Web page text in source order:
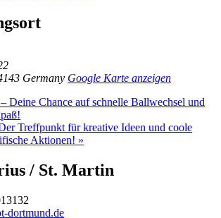
Germany Google Karte anzeigen
Deine Chance auf schnelle Ballwechsel und
Treffpunkt für kreative Ideen und coole
Aktionen! »
/ St. Martin
dortmund.de